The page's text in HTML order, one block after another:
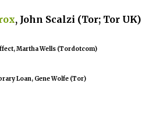
, John Scalzi (Tor; Tor UK)
Martha Wells (Tordotcom)
Loan, Gene Wolfe (Tor)